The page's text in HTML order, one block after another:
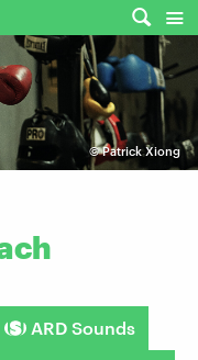
©Patrick Xiong
ARD Sounds